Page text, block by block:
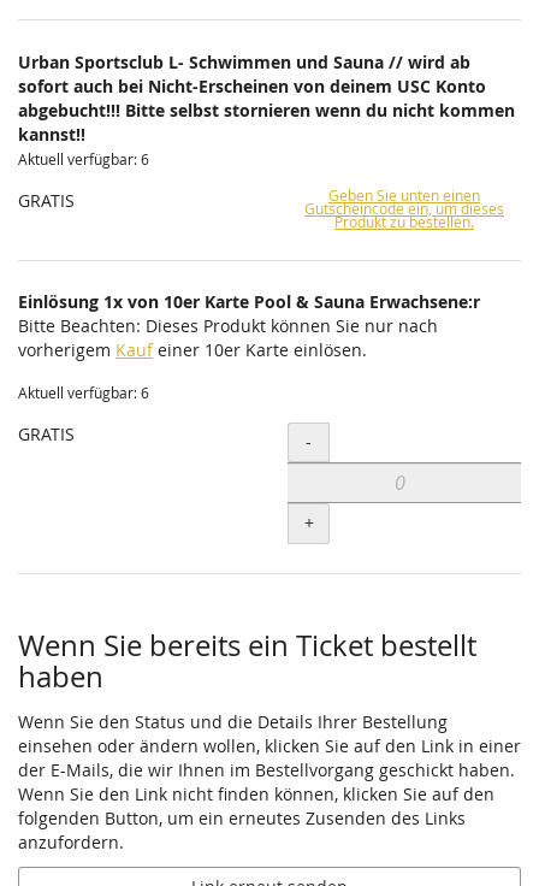
Urban Sportsclub L- Schwimmen und Sauna // wird ab
sofort auch bei Nicht-Erscheinen von deinem USC Konto
abgebucht!!! Bitte selbst stornieren wenn du nicht kommen
kannst!!
Aktuell verfügbar: 6
GRATIS Geben Sie unten einen
Gutscheincode ein, um dieses
Produkt zu bestellen.
Einlösung 1x von 10er Karte Pool & Sauna Erwachsene:r
Bitte Beachten: Dieses Produkt können Sie nur nach
vorherigem Kaufeiner 10er Karte einlösen.
Aktuell verfügbar: 6
GRATIS Menge
-
+
Wenn Sie bereits ein Ticket bestellt
haben
Wenn Sie den Status und die Details Ihrer Bestellung
einsehen oder ändern wollen, klicken Sie auf den Link in einer
der E-Mails, die wir Ihnen im Bestellvorgang geschickt haben.
Wenn Sie den Link nicht finden können, klicken Sie auf den
folgenden Button, um ein erneutes Zusenden des Links
anzufordern.